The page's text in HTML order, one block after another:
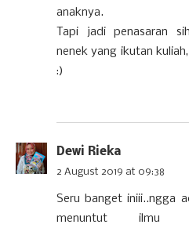
anaknya.
Tapi jadi penasaran
nenek yang ikutan
:)
Dewi Rieka
2 August 2019 at 09:38
Seru banget iniii..ngga
menuntut ilmu